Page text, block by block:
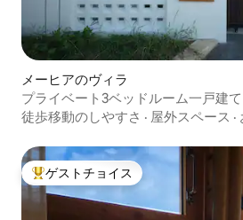
メーヒアのヴィラ
プライベート3ベッドルーム一戸建
な立地+豪華な内装+快適なマットレ
徒歩移動のしやすさ · 屋外スペース ·
大好評のゲストチョイスです。
ゲストチョイス